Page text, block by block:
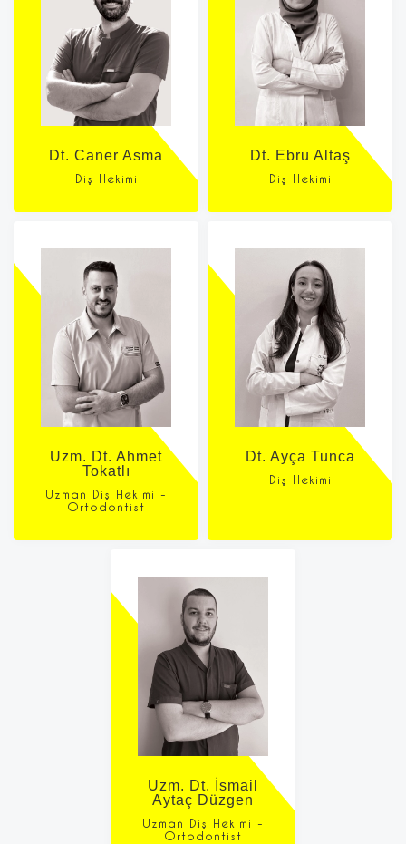
Dt. Caner Asma
Diş Hekimi
Dt. Ebru Altaş
Diş Hekimi
Uzm. Dt. Ahmet
Tokatlı
Uzman Diş Hekimi -
Ortodontist
Dt. Ayça Tunca
Diş Hekimi
Uzm. Dt. İsmail
Aytaç Düzgen
Uzman Diş Hekimi -
Ortodontist